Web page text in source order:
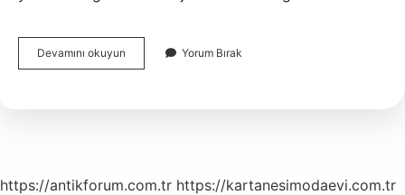
Devamını okuyun
Stratejileri
Yorum Bırak
https://antikforum.com.tr https://kartanesimodaevi.com.tr